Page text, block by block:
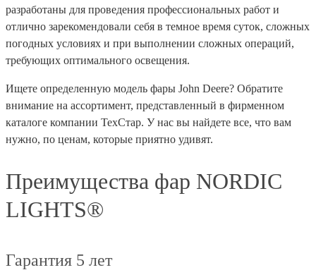
разработаны для проведения профессиональных работ и
отлично зарекомендовали себя в темное время суток, сложных
погодных условиях и при выполнении сложных операций,
требующих оптимального освещения.
Ищете определенную модель фары John Deere? Обратите
внимание на ассортимент, представленный в фирменном
каталоге компании ТехСтар. У нас вы найдете все, что вам
нужно, по ценам, которые приятно удивят.
Преимущества фар NORDIC
LIGHTS®
Гарантия 5 лет